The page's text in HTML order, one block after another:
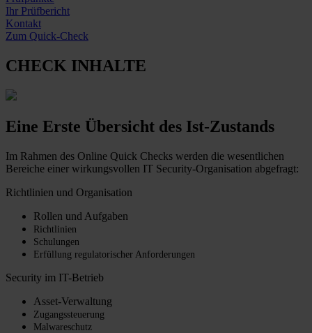
Ihr Prüfbericht
Kontakt
Zum Quick-Check
CHECK INHALTE
Eine Erste Übersicht des Ist-Zustands
Im Rahmen des Online Quick Checks werden die wesentlichen
Bereiche einer wirkungsvollen IT Security-Organisation abgefragt:
Richtlinien und Organisation
Rollen und Aufgaben
Richtlinien
Schulungen
Erfüllung regulatorischer Anforderungen
Security im IT-Betrieb
Asset-Verwaltung
Zugangssteuerung
Malwareschutz